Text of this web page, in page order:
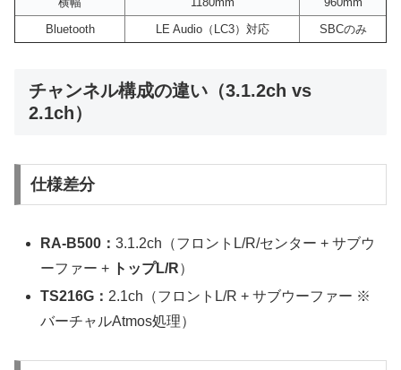
Bluetooth
LE Audio（LC3）対応 SBCのみ
チャンネル構成の違い（3.1.2ch vs
2.1ch）
仕様差分
RA-B500：3.1.2ch（フロントL/R/センター + サブウ
ーファー +
トップL/R）
TS216G： 2.1ch（フロントL/R + サブウーファー ※
バーチャルAtmos処理）